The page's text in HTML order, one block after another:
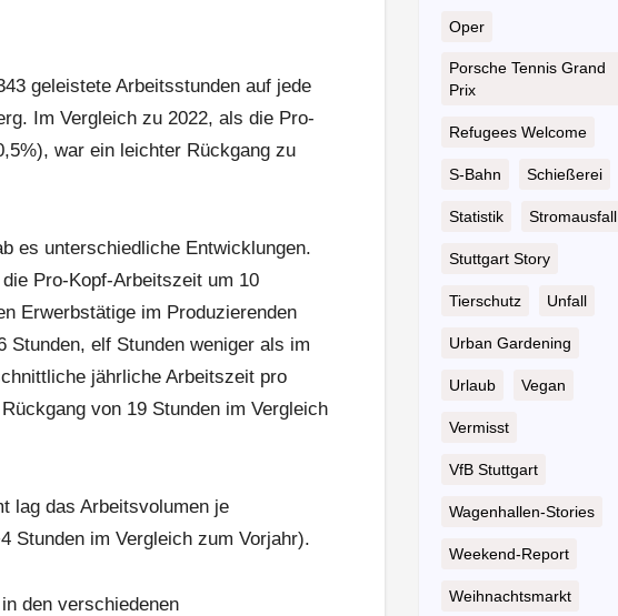
geleistete Arbeitsstunden auf jede
Im Vergleich zu 2022, als die Pro-
war ein leichter Rückgang zu
es unterschiedliche Entwicklungen.
Pro-Kopf-Arbeitszeit um 10
Erwerbstätige im Produzierenden
elf Stunden weniger als im
jährliche Arbeitszeit pro
von 19 Stunden im Vergleich
lag das Arbeitsvolumen je
Stunden im Vergleich zum Vorjahr).
den verschiedenen
Oper
Porsche Tennis Grand
Prix
Refugees Welcome
S-Bahn Schießerei
Statistik Stromausfall
Stuttgart Story
Tierschutz Unfall
Urban Gardening
Urlaub Vegan
Vermisst
VfB Stuttgart
Wagenhallen-Stories
Weekend-Report
Weihnachtsmarkt